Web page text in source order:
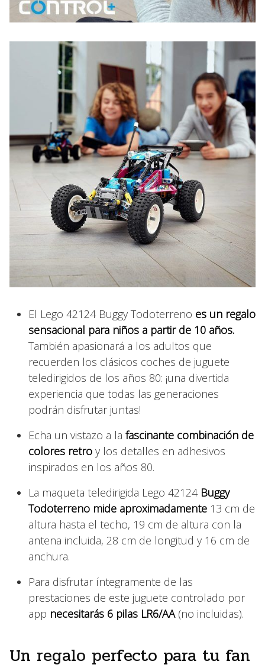
El Lego 42124 Buggy Todoterreno es un regalo
sensacional para niños a partir de 10 años.
También apasionará a los adultos que
recuerden los clásicos coches de juguete
teledirigidos de los años 80: ¡una divertida
experiencia que todas las generaciones
podrán disfrutar juntas!
Echa un vistazo a la fascinante combinación de
colores retro y los detalles en adhesivos
inspirados en los años 80.
La maqueta teledirigida Lego 42124 Buggy
Todoterreno mide aproximadamente 13 cm de
altura hasta el techo, 19 cm de altura con la
antena incluida, 28 cm de longitud y 16 cm de
anchura.
Para disfrutar íntegramente de las
prestaciones de este juguete controlado por
app necesitarás 6 pilas LR6/AA (no incluidas).
Un regalo perfecto para tu fan